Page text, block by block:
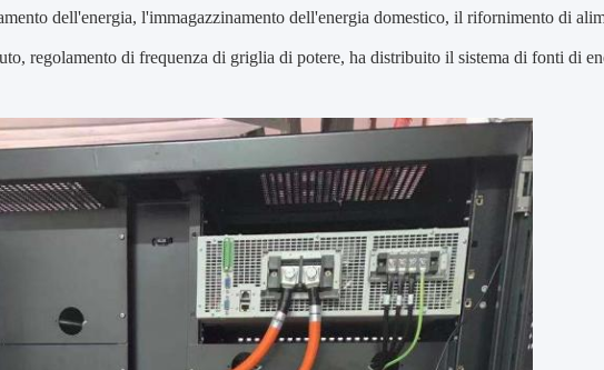
dell'energia, l'immagazzinamento dell'energia domestico, il rifornimento di
regolamento di frequenza di griglia di potere, ha distribuito il sistema di fonti di